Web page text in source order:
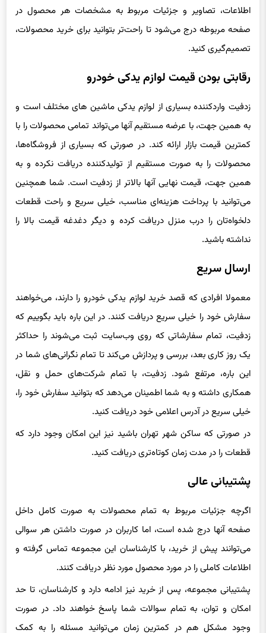
اطلاعات، تصاویر و جزئیات مربوط به مشخصات هر محصول در
صفحه مربوطه درج می‌شود تا راحت‌تر بتوانید برای خرید محصولات،
تصمیم‌گیری کنید.
رقابتی بودن قیمت لوازم یدکی خودرو
زدفیت واردکننده بسیاری از لوازم یدکی ماشین های مختلف است و
به همین جهت، با عرضه مستقیم آنها می‌تواند تمامی محصولات را با
کمترین قیمت بازار ارائه کند. در صورتی که بسیاری از فروشگاه‌ها،
محصولات را به صورت مستقیم از تولیدکننده دریافت نکرده و به
همین جهت، قیمت نهایی آنها بالاتر از زدفیت است. شما همچنین
می‌توانید با پرداخت هزینه‌ای مناسب، خیلی سریع و راحت قطعات
دلخواه‌تان را درب منزل دریافت کرده و دیگر دغدغه قیمت بالا را
نداشته باشید.
ارسال سریع
معمولا افرادی که قصد خرید لوازم یدکی خودرو را دارند، می‌خواهند
سفارش خود را خیلی سریع دریافت کنند. در این باره باید بگوییم که
زدفیت، تمام سفارشاتی که روی وب‌سایت ثبت می‌شوند را حداکثر
یک روز کاری بعد، بررسی و پردازش می‌کند تا تمام نگرانی‌های شما در
این باره، مرتفع شود. زدفیت، با تمام شرکت‌های حمل و نقل،
همکاری داشته و به شما اطمینان می‌دهد که بتوانید سفارش خود را،
خیلی سریع در آدرس اعلامی خود دریافت کنید.
در صورتی که ساکن شهر تهران باشید نیز این امکان وجود دارد که
قطعات را در مدت زمان کوتاه‌تری دریافت کنید.
پشتیبانی عالی
اگرچه جزئیات مربوط به تمام محصولات به صورت کامل داخل
صفحه آنها درج شده است، اما کاربران در صورت داشتن هر سوالی
می‌توانند پیش از خرید، با کارشناسان این مجموعه تماس گرفته و
اطلاعات کاملی را در مورد محصول مورد نظر دریافت کنند.
پشتیبانی مجموعه، پس از خرید نیز ادامه دارد و کارشناسان، تا حد
امکان و توان، به تمام سوالات شما پاسخ خواهند داد. در صورت
وجود مشکل هم در کمترین زمان می‌توانید مسئله را به کمک